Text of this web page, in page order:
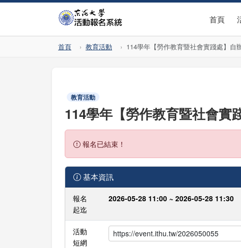
首頁
首頁 教育活動 114學年【勞作教育暨社會實踐處】自
教育活動
114學年【勞作教育暨社會實
報名已結束！
基本資訊
報名
起迄
2026-05-28 11:00 ~ 2026-05-28 11:30
活動
短網